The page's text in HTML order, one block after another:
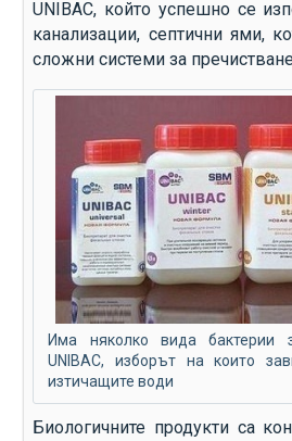
UNIBAC, който успешно се
канализации, септични ями,
сложни системи за
Има няколко вида бактерии
UNIBAC, изборът на които
изтичащите води
Биологичните продукти са